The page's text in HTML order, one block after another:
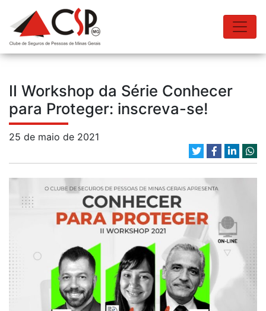
II Workshop da Série Conhecer
para Proteger: inscreva-se!
25 de maio de 2021